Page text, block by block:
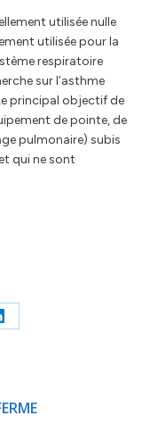
utilisée nulle
utilisée pour la
respiratoire
sur l’asthme
principal objectif de
de pointe, de
pulmonaire) subis
qui ne sont